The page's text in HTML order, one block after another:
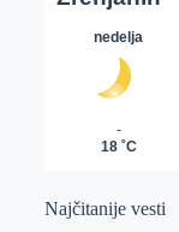
Najčitanije vesti